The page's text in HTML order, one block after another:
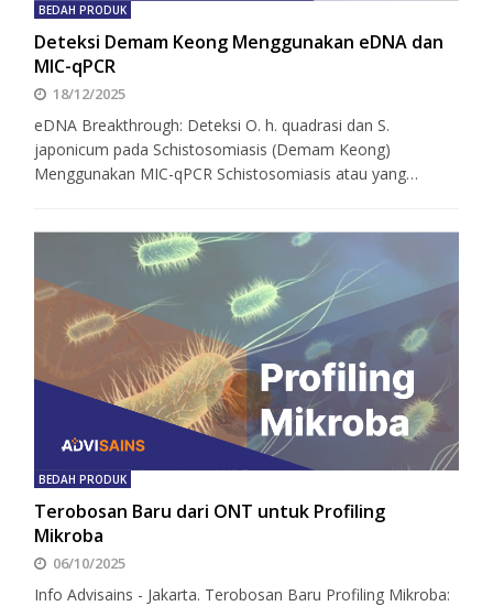
BEDAH PRODUK
Deteksi Demam Keong Menggunakan eDNA dan
MIC-qPCR
18/12/2025
eDNA Breakthrough: Deteksi O. h. quadrasi dan S.
japonicum pada Schistosomiasis (Demam Keong)
Menggunakan MIC-qPCR Schistosomiasis atau yang…
BEDAH PRODUK
Terobosan Baru dari ONT untuk Profiling
Mikroba
06/10/2025
Info Advisains - Jakarta. Terobosan Baru Profiling Mikroba: